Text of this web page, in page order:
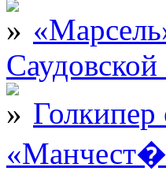
Саудовской